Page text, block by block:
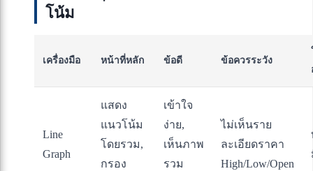
โน้ม
เครื่องมือ หน้าที่หลัก ข้อดี ข้อควรระวัง
Line
Graph
แสดง
แนวโน้ม
โดยรวม,
กรอง
เข้าใจ
ง่าย,
เห็นภาพ
รวม
ไม่เห็นราย
ละเอียดราคา
High/Low/Open